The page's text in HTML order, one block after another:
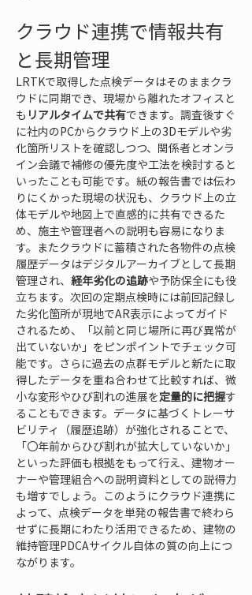
クラウド連携で情報共有
と長期管理
LRTKで取得した点検データはそのままクラ
ウドに同期でき、現場から離れたオフィスと
も リアルタイムで共有できます。調査後すぐ
に社内のPCからクラウド上の3Dモデルや劣
化箇所リストを確認しつつ、関係者とオンラ
イン会議で補修の優先度や工法を検討すると
いったことも可能です。紙の報告書では伝わ
りにくかった現場の状況も、クラウド上の立
体モデルや地図上で直感的に共有できるた
め、施主や管理者への説明も容易になりま
す。またクラウドに蓄積された各物件の点検
履歴データはデジタルアーカイブとして長期
管理され、 経年劣化の追跡や予防保全にも役
立ちます。次回の定期点検時には前回記録し
た劣化箇所が現地でAR表示によってガイド
されるため、「以前と同じ場所に再び異常が
出ていないか」をピンポイントでチェック可
能です。さらに過去の点群モデルと新たに取
得したデータを重ね合わせて比較すれば、微
小な変形やひび割れの進展を定量的に把握す
ることもできます。データに基づくトレーサ
ビリティ（履歴追跡）が強化されることで、
「〇年前からひび割れが拡大していないか」
といった評価も根拠をもって行え、建物オー
ナーや管理組合への説明資料としての説得力
も増すでしょう。このようにクラウド連携に
よって、点検データを単発の報告書で終わら
せずに長期にわたり活用できるため、建物の
維持管理PDCAサイクル自体の質の向上につ
ながります。